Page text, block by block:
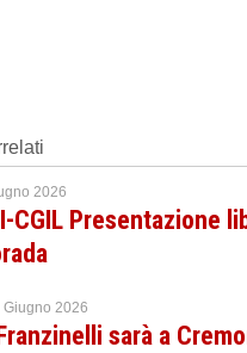
2026
CGIL Presentazione
Giugno 2026
sarà a